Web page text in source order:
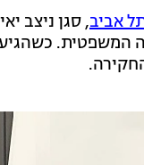
אביב, סגן ניצב
המשפטית.